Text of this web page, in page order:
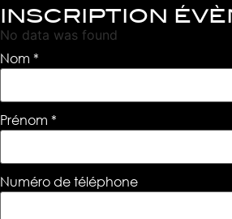
INSCRIPTION
No data was found
Nom *
Prénom *
Numéro de téléphone